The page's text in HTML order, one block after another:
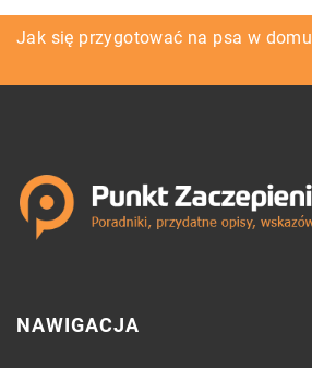
Zdrowe dodatki, jakimi warto
Jak się przygotować na psa w
Dlaczego po ukąszeniu komara
NAWIGACJA